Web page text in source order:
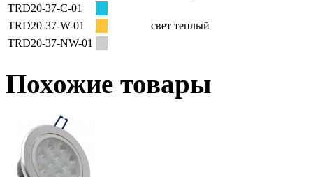
TRD20-37-C-01
TRD20-37-W-01
свет теплый
TRD20-37-NW-01
Похожие товары